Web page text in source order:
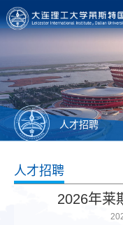
人才招聘
人才招聘
2026年莱